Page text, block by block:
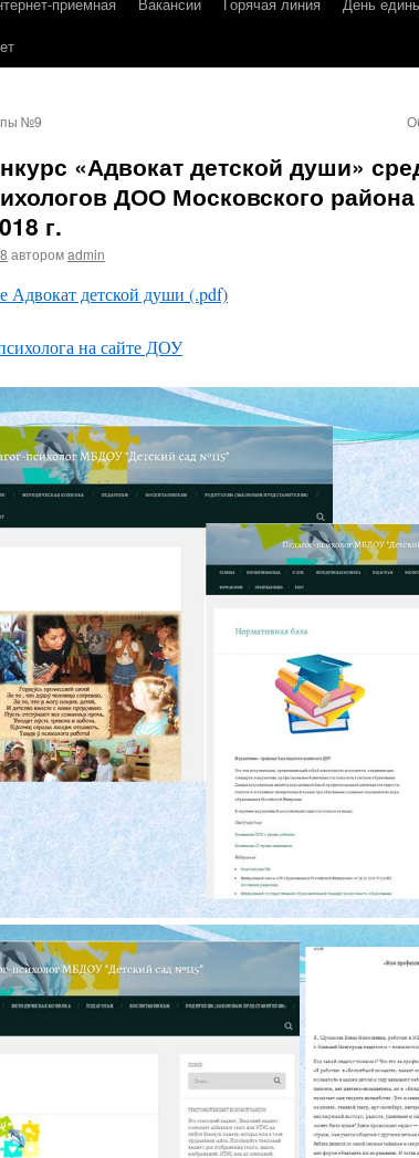
№9
«Адвокат детской души»
ДОО Московского
г.
авторомadmin
Адвокат детской души (.pdf)
на сайте ДОУ